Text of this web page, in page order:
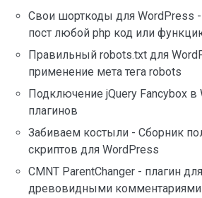
Свои шорткоды для WordPress -
пост любой php код или
Правильный robots.txt для
применение мета тега robots
Подключение jQuery Fancybox в
плагинов
Забиваем костыли - Сборник
скриптов для WordPress
CMNT ParentChanger - плагин
древовидными комментариями